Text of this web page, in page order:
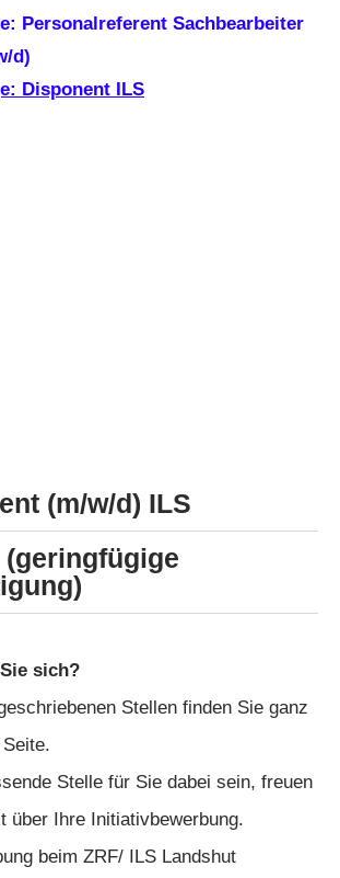
Personalreferent Sachbearbeiter
d)
Disponent ILS
(m/w/d) ILS
(geringfügige
sich?
Stellen finden Sie ganz
Stelle für Sie dabei sein, freuen
über Ihre Initiativbewerbung.
beim ZRF/ ILS Landshut